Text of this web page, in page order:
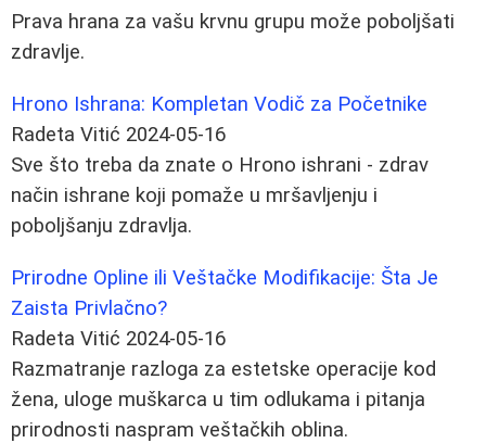
Prava hrana za vašu krvnu grupu može poboljšati
zdravlje.
Hrono Ishrana: Kompletan Vodič za Početnike
Radeta Vitić 2024-05-16
Sve što treba da znate o Hrono ishrani - zdrav
način ishrane koji pomaže u mršavljenju i
poboljšanju zdravlja.
Prirodne Opline ili Veštačke Modifikacije: Šta Je
Zaista Privlačno?
Radeta Vitić 2024-05-16
Razmatranje razloga za estetske operacije kod
žena, uloge muškarca u tim odlukama i pitanja
prirodnosti naspram veštačkih oblina.